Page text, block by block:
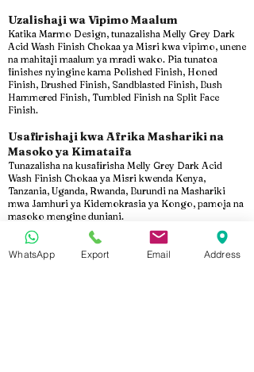
Uzalishaji wa Vipimo Maalum
Katika Marmo Design, tunazalisha Melly Grey Dark
Acid Wash Finish Chokaa ya Misri kwa vipimo, unene
na mahitaji maalum ya mradi wako. Pia tunatoa
finishes nyingine kama Polished Finish, Honed
Finish, Brushed Finish, Sandblasted Finish, Bush
Hammered Finish, Tumbled Finish na Split Face
Finish.
Usafirishaji kwa Afrika Mashariki na
Masoko ya Kimataifa
Tunazalisha na kusafirisha Melly Grey Dark Acid
Wash Finish Chokaa ya Misri kwenda Kenya,
Tanzania, Uganda, Rwanda, Burundi na Mashariki
mwa Jamhuri ya Kidemokrasia ya Kongo, pamoja na
masoko mengine duniani.
Bidhaa zote huandaliwa kwa ufungashaji wa
kitaalamu, upakiaji salama wa makontena na
usimamizi makini wa usafirishaji ili kuhakikisha
WhatsApp Export Email Address